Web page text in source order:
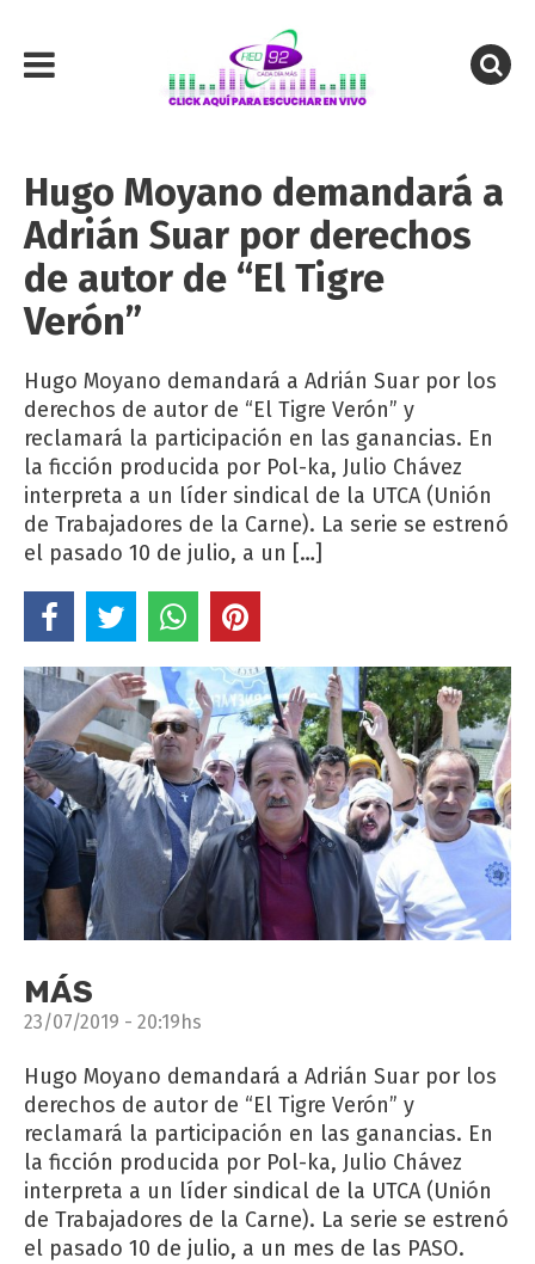
Hugo Moyano demandará a
Adrián Suar por derechos
de autor de “El Tigre
Verón”
Hugo Moyano demandará a Adrián Suar por los
derechos de autor de “El Tigre Verón” y
reclamará la participación en las ganancias. En
la ficción producida por Pol-ka, Julio Chávez
interpreta a un líder sindical de la UTCA (Unión
de Trabajadores de la Carne). La serie se estrenó
el pasado 10 de julio, a un […]
MÁS
23/07/2019 - 20:19hs
Hugo Moyano demandará a Adrián Suar por los
derechos de autor de “El Tigre Verón” y
reclamará la participación en las ganancias. En
la ficción producida por Pol-ka, Julio Chávez
interpreta a un líder sindical de la UTCA (Unión
de Trabajadores de la Carne). La serie se estrenó
el pasado 10 de julio, a un mes de las PASO.